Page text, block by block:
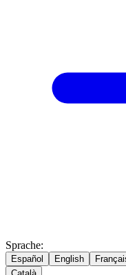
Sprache:
Español English